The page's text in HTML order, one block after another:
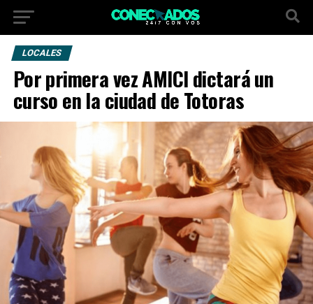
LOCALES
Por primera vez AMICI dictará un
curso en la ciudad de Totoras